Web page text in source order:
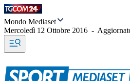
Mondo Mediaset
Mercoledì 12 Ottobre 2016 -